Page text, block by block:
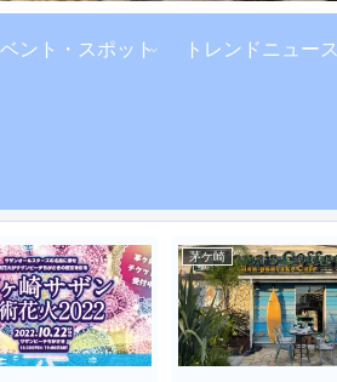
ント・スポット トレンドニュース
茅ケ崎